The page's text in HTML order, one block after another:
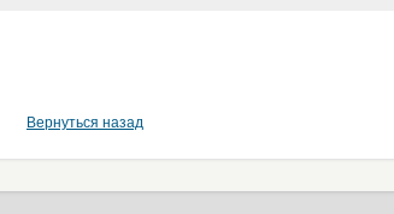
Вернуться назад